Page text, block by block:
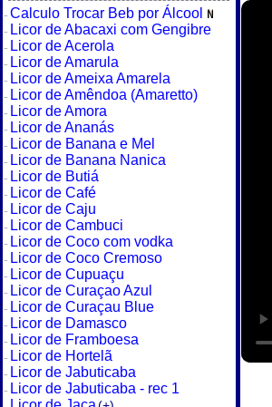
Calculo Trocar Beb por Álcool
Licor de Abacaxi com Gengibre
Licor de Acerola
Licor de Amarula
Licor de Ameixa Amarela
Licor de Amêndoa (Amaretto)
Licor de Amora
Licor de Ananás
Licor de Banana e Mel
Licor de Banana Nanica
Licor de Butiá
Licor de Café
Licor de Caju
Licor de Cambuci
Licor de Coco com vodka
Licor de Coco Cremoso
Licor de Cupuaçu
Licor de Curaçao Azul
Licor de Curaçau Blue
Licor de Damasco
Licor de Framboesa
Licor de Hortelã
Licor de Jabuticaba
Licor de Jabuticaba - rec 1